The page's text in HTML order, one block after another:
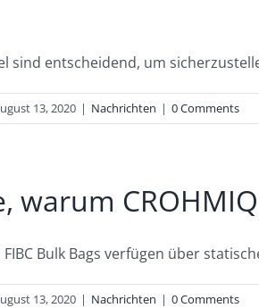
sind entscheidend, um
13, 2020 | Nachrichten | 0 Comments
warum
FIBC Bulk Bags verfügen über
13, 2020 | Nachrichten | 0 Comments